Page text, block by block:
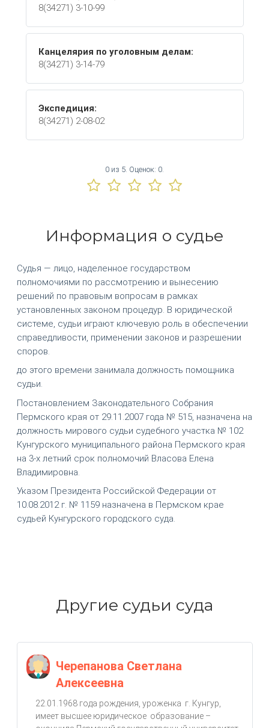
8(34271) 3-10-99
Канцелярия по уголовным делам:
8(34271) 3-14-79
Экспедиция:
8(34271) 2-08-02
0 из 5. Оценок: 0
Информация о судье
Судья — лицо, наделенное государством
полномочиями по рассмотрению и вынесению
решений по правовым вопросам в рамках
установленных законом процедур. В юридической
системе, судьи играют ключевую роль в обеспечении
справедливости, применении законов и разрешении
споров.
до этого времени занимала должность помощника
судьи.
Постановлением Законодательного Собрания
Пермского края от 29.11.2007 года № 515, назначена на
должность мирового судьи судебного участка № 102
Кунгурского муниципального района Пермского края
на 3-х летний срок полномочий Власова Елена
Владимировна.
Указом Президента Российской Федерации от
10.08.2012 г. № 1159 назначена в Пермском крае
судьей Кунгурского городского суда.
Другие судьи суда
Черепанова Светлана
Алексеевна
22.01.1968 года рождения, уроженка г. Кунгур,
имеет высшее юридическое образование –